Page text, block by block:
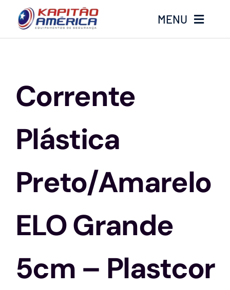
o
MENU
Produtos
Luvas
Altura
Óculos
Contato
Corrente
Plástica
Preto/Amarelo
ELO Grande
5cm – Plastcor